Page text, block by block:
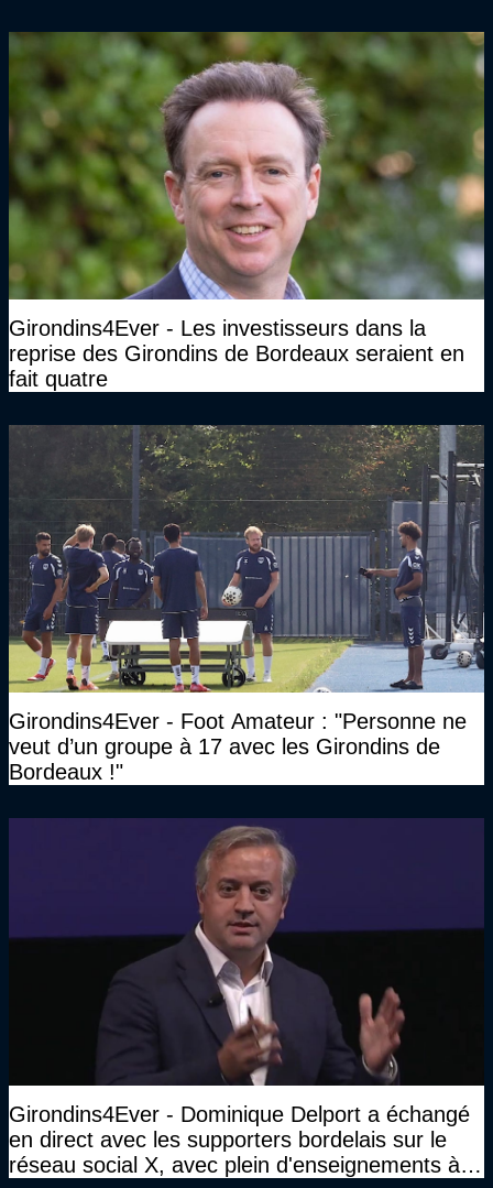
Girondins4Ever - Les investisseurs dans la
reprise des Girondins de Bordeaux seraient en
fait quatre
Girondins4Ever - Foot Amateur : "Personne ne
veut d’un groupe à 17 avec les Girondins de
Bordeaux !"
Girondins4Ever - Dominique Delport a échangé
en direct avec les supporters bordelais sur le
réseau social X, avec plein d'enseignements à la